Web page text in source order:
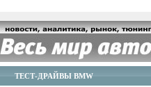
ТЕСТ-ДРАЙВЫ BMW